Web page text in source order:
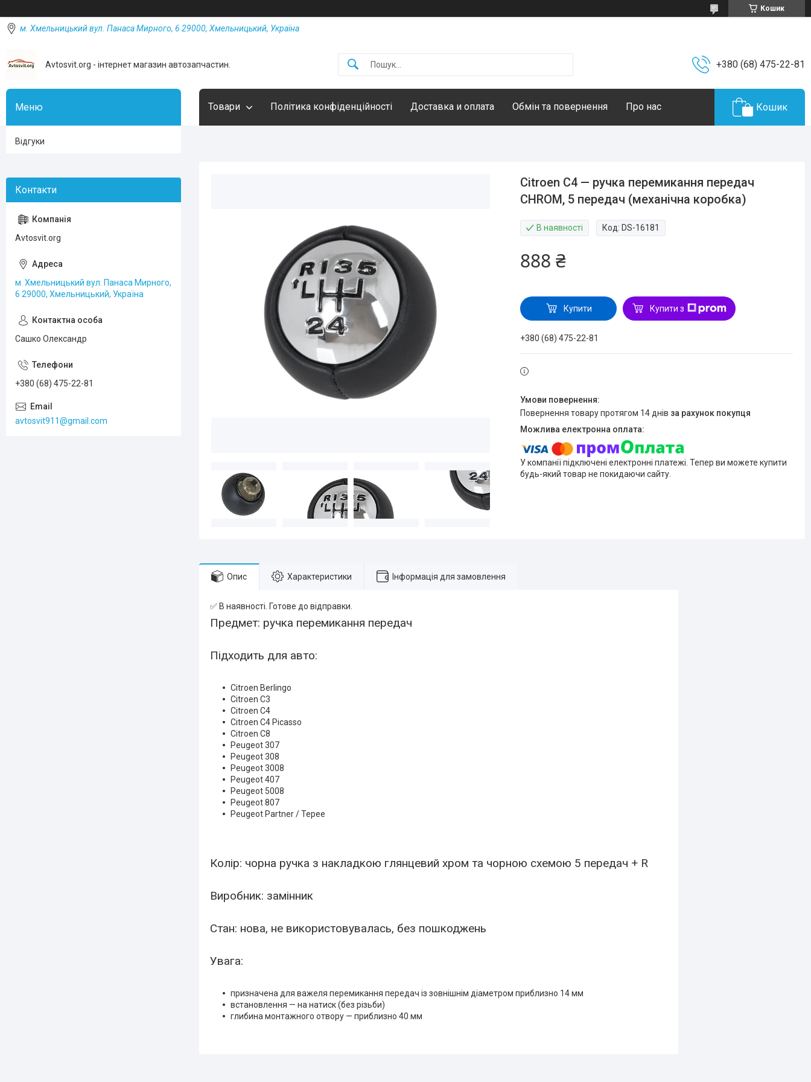
Кошик
м. Хмельницький вул. Панаса Мирного, 6 29000, Хмельницький, Україна
Avtosvit.org - інтернет магазин автозапчастин. +380 (68) 475-22-81
Товари Політика конфіденційності Доставка и оплата Обмін та повернення Про нас Кошик
Citroen C4 — ручка перемикання передач
CHROM, 5 передач (механічна коробка)
В наявності Код: DS-16181
888 ₴
Купити Купити з
+380 (68) 475-22-81
повернення товару протягом 14 днів за рахунок покупця
У компанії підключені електронні платежі. Тепер ви можете купити
будь-який товар не покидаючи сайту.
Опис Характеристики Інформація для замовлення
✅ В наявності. Готове до відправки.
Предмет: ручка перемикання передач
Підходить для авто:
Citroen Berlingo
Citroen C3
Citroen C4
Citroen C4 Picasso
Citroen C8
Peugeot 307
Peugeot 308
Peugeot 3008
Peugeot 407
Peugeot 5008
Peugeot 807
Peugeot Partner / Tepee
Колір: чорна ручка з накладкою глянцевий хром та чорною схемою 5 передач + R
Виробник: замінник
Стан: нова, не використовувалась, без пошкоджень
Увага:
призначена для важеля перемикання передач із зовнішнім діаметром приблизно 14 мм
встановлення — на натиск (без різьби)
глибина монтажного отвору — приблизно 40 мм
Відгуки
Avtosvit.org
м. Хмельницький вул. Панаса Мирного,
6 29000, Хмельницький, Україна
Сашко Олександр
+380 (68) 475-22-81
avtosvit911@gmail.com